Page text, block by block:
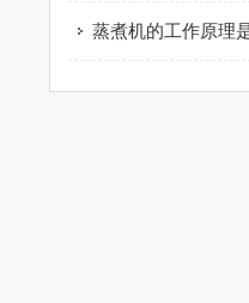
蒸煮机的工作原理